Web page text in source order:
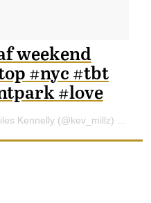
weekend
#nyc #tbt
#love
Una publicación compartida de Miles Kennelly (@kev_millz) el